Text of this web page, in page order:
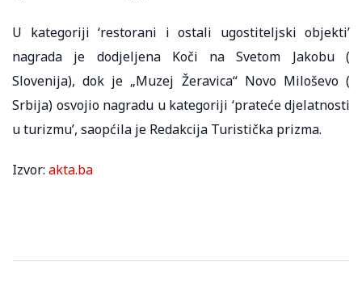
U kategoriji ‘restorani i ostali ugostiteljski objekti’
nagrada je dodjeljena Koči na Svetom Jakobu (
Slovenija), dok je „Muzej Žeravica“ Novo Miloševo (
Srbija) osvojio nagradu u kategoriji ‘prateće djelatnosti
u turizmu’, saopćila je Redakcija Turistička prizma.
Izvor: akta.ba